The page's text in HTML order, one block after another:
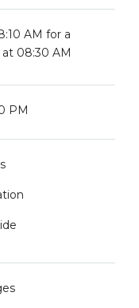
AM for a
08:30 AM
PM